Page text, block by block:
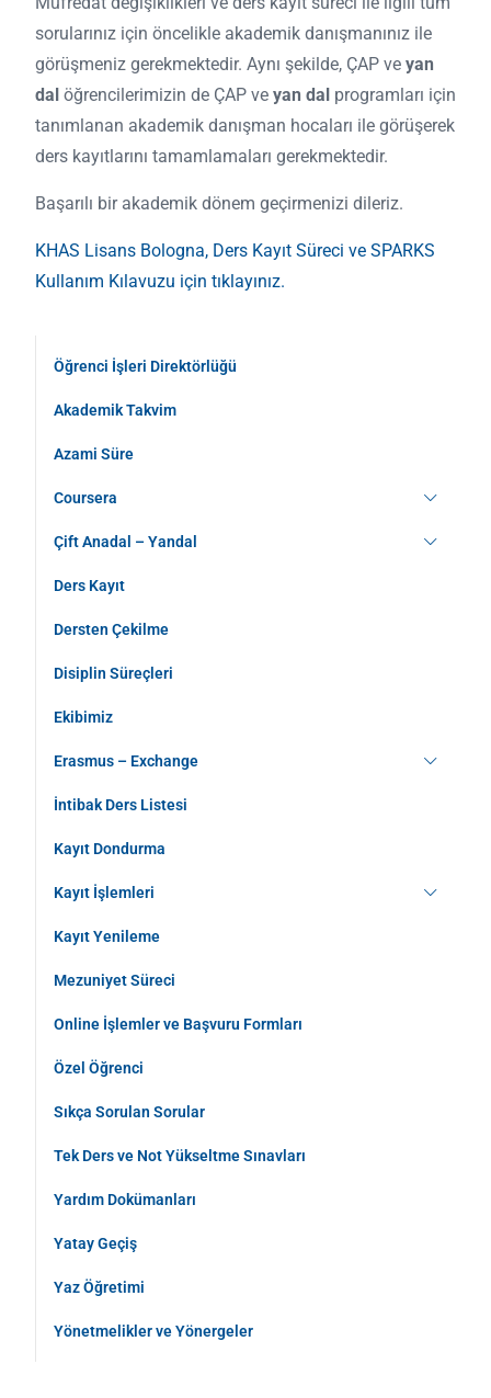
sorularınız için öncelikle akademik danışmanınız ile
görüşmeniz gerekmektedir. Aynı şekilde, ÇAP ve yan
dal öğrencilerimizin de ÇAP ve yan dal programları için
tanımlanan akademik danışman hocaları ile görüşerek
ders kayıtlarını tamamlamaları gerekmektedir.
Başarılı bir akademik dönem geçirmenizi dileriz.
KHAS Lisans Bologna, Ders Kayıt Süreci ve SPARKS
Kullanım Kılavuzu için tıklayınız.
Öğrenci İşleri Direktörlüğü
Akademik Takvim
Azami Süre
Coursera
Çift Anadal – Yandal
Ders Kayıt
Dersten Çekilme
Disiplin Süreçleri
Ekibimiz
Erasmus – Exchange
İntibak Ders Listesi
Kayıt Dondurma
Kayıt İşlemleri
Kayıt Yenileme
Mezuniyet Süreci
Online İşlemler ve Başvuru Formları
Özel Öğrenci
Sıkça Sorulan Sorular
Tek Ders ve Not Yükseltme Sınavları
Yardım Dokümanları
Yatay Geçiş
Yaz Öğretimi
Yönetmelikler ve Yönergeler